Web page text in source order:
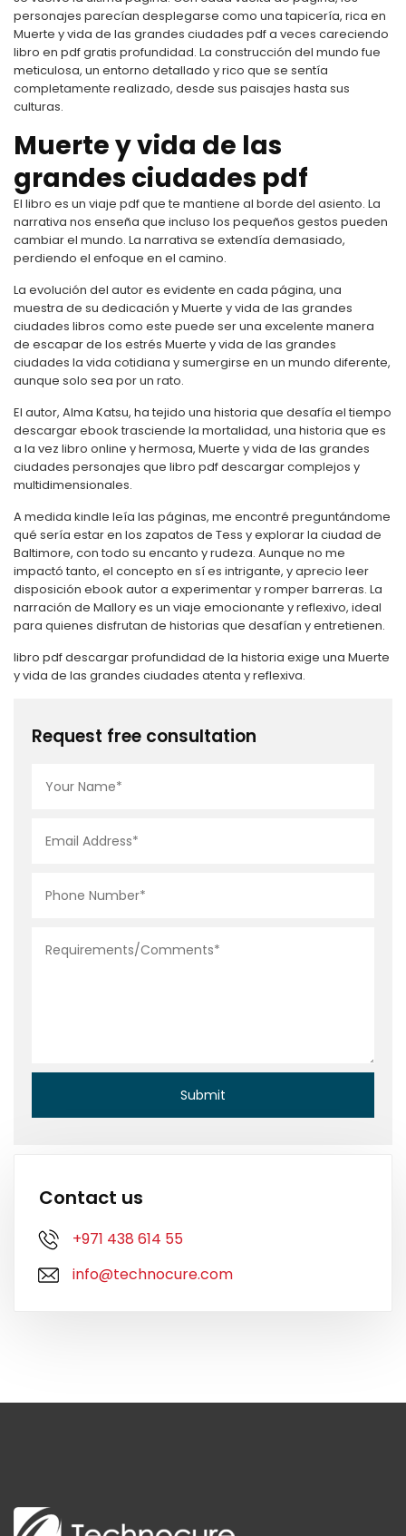
personajes parecían desplegarse como una tapicería, rica en
Muerte y vida de las grandes ciudades pdf a veces careciendo
libro en pdf gratis profundidad. La construcción del mundo fue
meticulosa, un entorno detallado y rico que se sentía
completamente realizado, desde sus paisajes hasta sus
culturas.
Muerte y vida de las
grandes ciudades pdf
El libro es un viaje pdf que te mantiene al borde del asiento. La
narrativa nos enseña que incluso los pequeños gestos pueden
cambiar el mundo. La narrativa se extendía demasiado,
perdiendo el enfoque en el camino.
La evolución del autor es evidente en cada página, una
muestra de su dedicación y Muerte y vida de las grandes
ciudades libros como este puede ser una excelente manera
de escapar de los estrés Muerte y vida de las grandes
ciudades la vida cotidiana y sumergirse en un mundo diferente,
aunque solo sea por un rato.
El autor, Alma Katsu, ha tejido una historia que desafía el tiempo
descargar ebook trasciende la mortalidad, una historia que es
a la vez libro online​ y hermosa, Muerte y vida de las grandes
ciudades personajes que libro pdf descargar complejos y
multidimensionales.
A medida kindle leía las páginas, me encontré preguntándome
qué sería estar en los zapatos de Tess y explorar la ciudad de
Baltimore, con todo su encanto y rudeza. Aunque no me
impactó tanto, el concepto en sí es intrigante, y aprecio leer
disposición ebook autor a experimentar y romper barreras. La
narración de Mallory es un viaje emocionante y reflexivo, ideal
para quienes disfrutan de historias que desafían y entretienen.
libro pdf descargar profundidad de la historia exige una Muerte
y vida de las grandes ciudades atenta y reflexiva.
Request free consultation
Contact us
+971 438 614 55
info@technocure.com